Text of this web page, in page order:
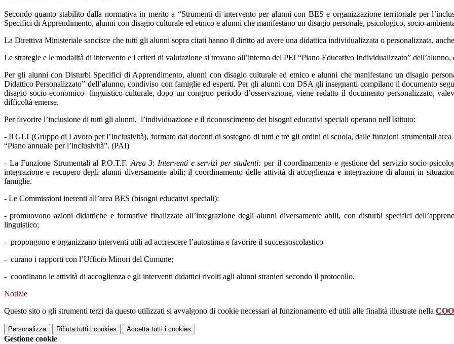
Secondo quanto stabilito dalla normativa in merito a “Strumenti di intervento per alunni con BES e organizzazione territoriale per
Specifici di Apprendimento, alunni con disagio culturale ed etnico e alunni che manifestano un disagio personale, psicologico, socio-
La Direttiva Ministeriale sancisce che tutti gli alunni sopra citati hanno il diritto ad avere una didattica individualizzata o personalizzata,
Le strategie e le modalità di intervento e i criteri di valutazione si trovano all’interno del PEI “Piano Educativo Individualizzato”
Per gli alunni con Disturbi Specifici di Apprendimento, alunni con disagio culturale ed etnico e alunni che manifestano un disagio
Didattico Personalizzato” dell’alunno, condiviso con famiglie ed esperti. Per gli alunni con DSA gli insegnanti compilano il documento
disagio socio-economico- linguistico-culturale, dopo un congruo periodo d’osservazione, viene redatto il documento personalizzato,
difficoltà emerse.
Per favorire l’inclusione di tutti gli alunni, l’individuazione e il riconoscimento dei bisogni educativi speciali operano nell'Istituto:
- Il GLI (Gruppo di Lavoro per l’Inclusività), formato dai docenti di sostegno di tutti e tre gli ordini di scuola, dalle funzioni strumentali
“Piano annuale per l’inclusività”. (PAI)
- La Funzione Strumentali al P.O.T.F. Area 3: Interventi e servizi per studenti:per il coordinamento e gestione del servizio socio-
integrazione e recupero degli alunni diversamente abili; il coordinamento delle attività di accoglienza e integrazione di alunni in
famiglie.
- Le Commissioni inerenti all’area BES (bisogni educativi speciali):
- promuovono azioni didattiche e formative finalizzate all’integrazione degli alunni diversamente abili, con disturbi specifici
linguistico;
- propongono e organizzano interventi utili ad accrescere l’autostima e favorire il successoscolastico
- curano i rapporti con l’Ufficio Minori del Comune;
- coordinano le attività di accoglienza e gli interventi didattici rivolti agli alunni stranieri secondo il protocollo.
Notizie
Questo sito o gli strumenti terzi da questo utilizzati si avvalgono di cookie necessari al funzionamento ed utili alle finalità illustrate nella
Personalizza Rifiuta tutti i cookies Accetta tutti i cookies
Gestione cookie